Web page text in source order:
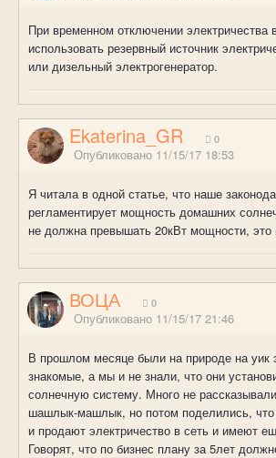
При временном отключении электричества
использовать резервный источник
или дизельный электрогенератор.
Ekaterina_GR 0
Опубликовано 11/15/17 18:53
Я читала в одной статье, что наше
регламентирует мощность домашних
не должна превышать 20кВт мощности, это
ВОЦА 0
Опубликовано 11/15/17 21:46
В прошлом месяце были на природе на уик
знакомые, а мы и не знали, что они
солнечную систему. Много не
шашлык-машлык, но потом поделились,
и продают электричество в сеть и имеют
Говорят, что по бизнес плану за 5лет